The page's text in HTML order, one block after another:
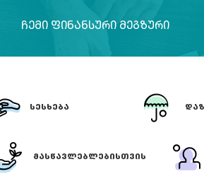
ᲩᲔᲛᲘ ᲤᲘᲜᲐᲜᲡᲣᲠᲘ ᲛᲔᲒᲖᲣᲠᲘ
ᲡᲔᲡᲮᲔᲑᲐ
ᲛᲐᲡᲬᲐᲕᲚᲔᲑᲚᲔᲑᲘᲡᲗᲕᲘᲡ